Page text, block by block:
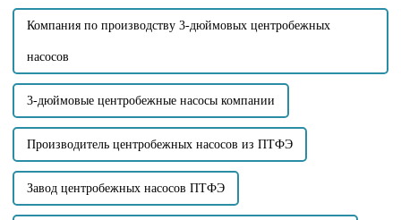
расстояние...
спрос на производительность
насосов...
Компания по производству 3-дюймовых центробежных
насосов
3-дюймовые центробежные насосы компании
Производитель центробежных насосов из ПТФЭ
Завод центробежных насосов ПТФЭ